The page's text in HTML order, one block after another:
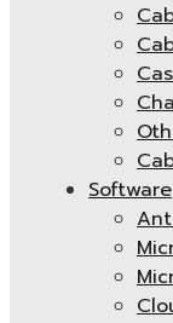
Software